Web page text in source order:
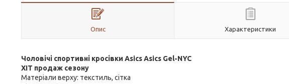
Опис Характеристики
Чоловічі спортивні кросівки Asics Asics Gel-NYC
ХІТ продаж сезону
Матеріали верху: текстиль, сітка